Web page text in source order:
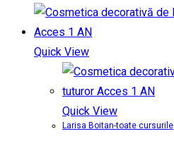
Quick View
Quick View
Larisa Boitan-toate cursurile